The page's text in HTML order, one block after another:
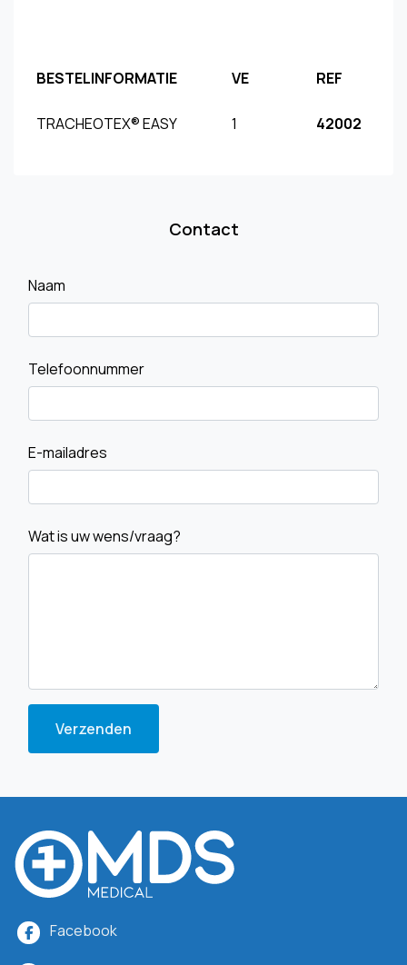
BESTELINFORMATIE VE REF
TRACHEOTEX® EASY 1 42002
Contact
Naam
Telefoonnummer
E-mailadres
Wat is uw wens/vraag?
Verzenden
Facebook